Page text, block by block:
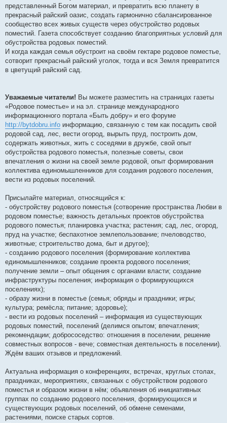
представленный Богом материал, и превратить всю планету в
прекрасный райский оазис, создать гармонично сбалансированное
сообщество всех живых существ через обустройство родовых
поместий. Газета способствует созданию благоприятных условий для
обустройства родовых поместий.
И когда каждая семья обустроит на своём гектаре родовое поместье,
сотворит прекрасный райский уголок, тогда и вся Земля превратится
в цветущий райский сад.
Уважаемые читатели! Вы можете разместить на страницах газеты
«Родовое поместье» и на эл. странице международного
информационного портала «Быть добру» и его форуме
http://bytdobru.info информацию, связанную с тем как посадить свой
родовой сад, лес, вести огород, вырыть пруд, построить дом,
содержать животных, жить с соседями в дружбе, свой опыт
обустройства родового поместья, полезные советы, свои
впечатления о жизни на своей земле родовой, опыт формирования
коллектива единомышленников для создания родового поселения,
вести из родовых поселений.
Присылайте материал, относящийся к:
- обустройству родового поместья (сотворение пространства Любви в
родовом поместье; важность детальных проектов обустройства
родового поместья; планировка участка; растения; сад, лес, огород,
пруд на участке; беспахотное землепользование; пчеловодство,
животные; строительство дома, быт и другое);
- созданию родового поселения (формирование коллектива
единомышленников; создание проекта родового поселения;
получение земли – опыт общения с органами власти; создание
инфраструктуры поселения; информация о формирующихся
поселениях);
- образу жизни в поместье (семья; обряды и праздники; игры;
культура; ремёсла; питание; здоровье);
- вести из родовых поселений – информация из существующих
родовых поместий, поселений (делимся опытом; впечатления;
рекомендации; добрососедство: отношения в поселении, решение
совместных вопросов - вече; совместная деятельность в поселении).
Ждём ваших отзывов и предложений.
Актуальна информация о конференциях, встречах, круглых столах,
праздниках, мероприятиях, связанных с обустройством родового
поместья и образом жизни в нём; объявления об инициативных
группах по созданию родового поселения, формирующихся и
существующих родовых поселений, об обмене семенами,
растениями, поиске старых сортов.